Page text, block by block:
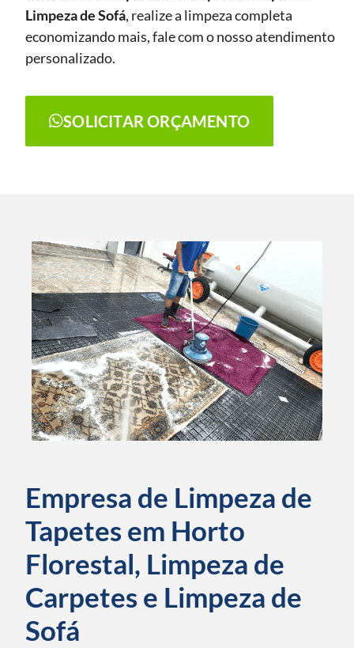
Limpeza de Sofá, realize a limpeza completa
economizando mais, fale com o nosso atendimento
personalizado.
SOLICITAR ORÇAMENTO
Empresa de Limpeza de
Tapetes em Horto
Florestal, Limpeza de
Carpetes e Limpeza de
Sofá